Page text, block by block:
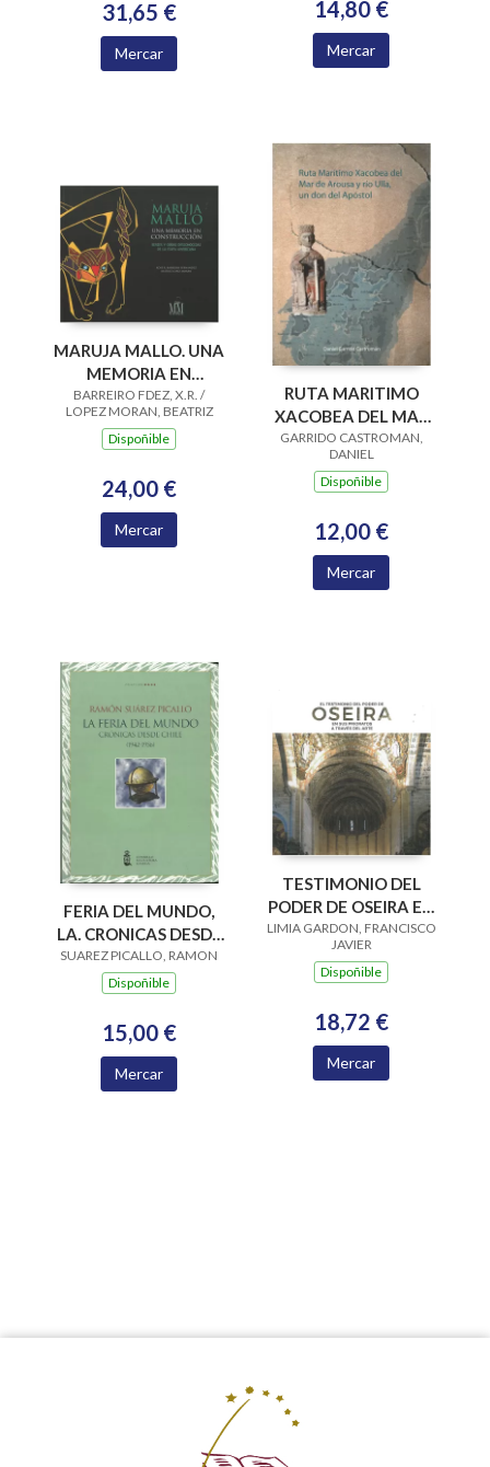
31,65 €
Mercar
14,80 €
Mercar
MARUJA MALLO. UNA
MEMORIA EN
CONSTRUCCION. S Y
O.DESCONOCID
BARREIRO FDEZ, X.R. /
LOPEZ MORAN, BEATRIZ
Dispoñible
24,00 €
Mercar
RUTA MARITIMO
XACOBEA DEL MAR
DE AROUSA Y RIO
ULLA, UN DON
GARRIDO CASTROMAN,
DANIEL
Dispoñible
12,00 €
Mercar
FERIA DEL MUNDO,
LA. CRONICAS DESDE
CHILE 1942-1956
SUAREZ PICALLO, RAMON
Dispoñible
15,00 €
Mercar
TESTIMONIO DEL
PODER DE OSEIRA EN
SUS PRIORATOS A
TRAVES DEL ARTE
LIMIA GARDON, FRANCISCO
JAVIER
Dispoñible
18,72 €
Mercar